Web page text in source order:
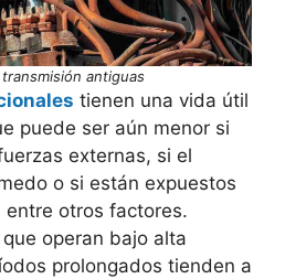
antiguas
tienen una vida útil
puede ser aún menor si
externas, si el
o si están expuestos
entre otros factores.
operan bajo alta
prolongados tienden a